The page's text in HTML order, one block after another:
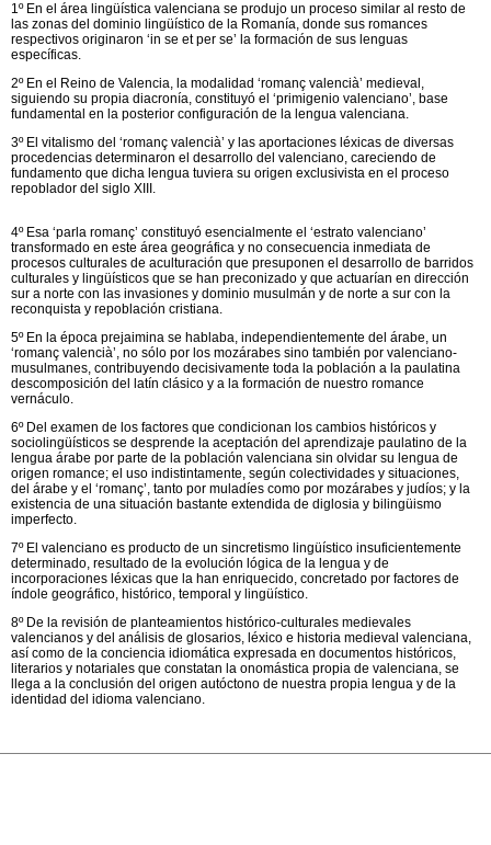
1º En el área lingüística valenciana se produjo un proceso similar al resto de
las zonas del dominio lingüístico de la Romanía, donde sus romances
respectivos originaron ‘in se et per se’ la formación de sus lenguas
específicas.
2º En el Reino de Valencia, la modalidad ‘romanç valencià’ medieval,
siguiendo su propia diacronía, constituyó el ‘primigenio valenciano’, base
fundamental en la posterior configuración de la lengua valenciana.
3º El vitalismo del ‘romanç valencià’ y las aportaciones léxicas de diversas
procedencias determinaron el desarrollo del valenciano, careciendo de
fundamento que dicha lengua tuviera su origen exclusivista en el proceso
repoblador del siglo XIII.
4º Esa ‘parla romanç’ constituyó esencialmente el ‘estrato valenciano’
transformado en este área geográfica y no consecuencia inmediata de
procesos culturales de aculturación que presuponen el desarrollo de barridos
culturales y lingüísticos que se han preconizado y que actuarían en dirección
sur a norte con las invasiones y dominio musulmán y de norte a sur con la
reconquista y repoblación cristiana.
5º En la época prejaimina se hablaba, independientemente del árabe, un
‘romanç valencià’, no sólo por los mozárabes sino también por valenciano-
musulmanes, contribuyendo decisivamente toda la población a la paulatina
descomposición del latín clásico y a la formación de nuestro romance
vernáculo.
6º Del examen de los factores que condicionan los cambios históricos y
sociolingüísticos se desprende la aceptación del aprendizaje paulatino de la
lengua árabe por parte de la población valenciana sin olvidar su lengua de
origen romance; el uso indistintamente, según colectividades y situaciones,
del árabe y el ‘romanç’, tanto por muladíes como por mozárabes y judíos; y la
existencia de una situación bastante extendida de diglosia y bilingüismo
imperfecto.
7º El valenciano es producto de un sincretismo lingüístico insuficientemente
determinado, resultado de la evolución lógica de la lengua y de
incorporaciones léxicas que la han enriquecido, concretado por factores de
índole geográfico, histórico, temporal y lingüístico.
8º De la revisión de planteamientos histórico-culturales medievales
valencianos y del análisis de glosarios, léxico e historia medieval valenciana,
así como de la conciencia idiomática expresada en documentos históricos,
literarios y notariales que constatan la onomástica propia de valenciana, se
llega a la conclusión del origen autóctono de nuestra propia lengua y de la
identidad del idioma valenciano.